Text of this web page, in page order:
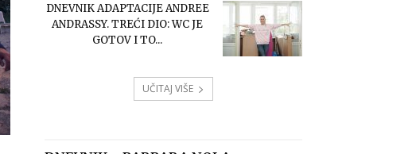
DNEVNIK ADAPTACIJE ANDREE
ANDRASSY. TREĆI DIO: WC JE
GOTOV I TO...
UČITAJ VIŠE